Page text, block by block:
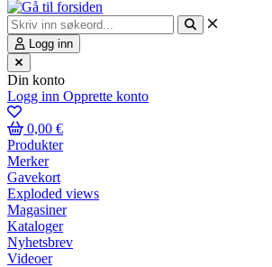
Logg inn
Din konto
Logg inn Opprette konto
0,00 €
Produkter
Merker
Gavekort
Exploded views
Magasiner
Kataloger
Nyhetsbrev
Videoer